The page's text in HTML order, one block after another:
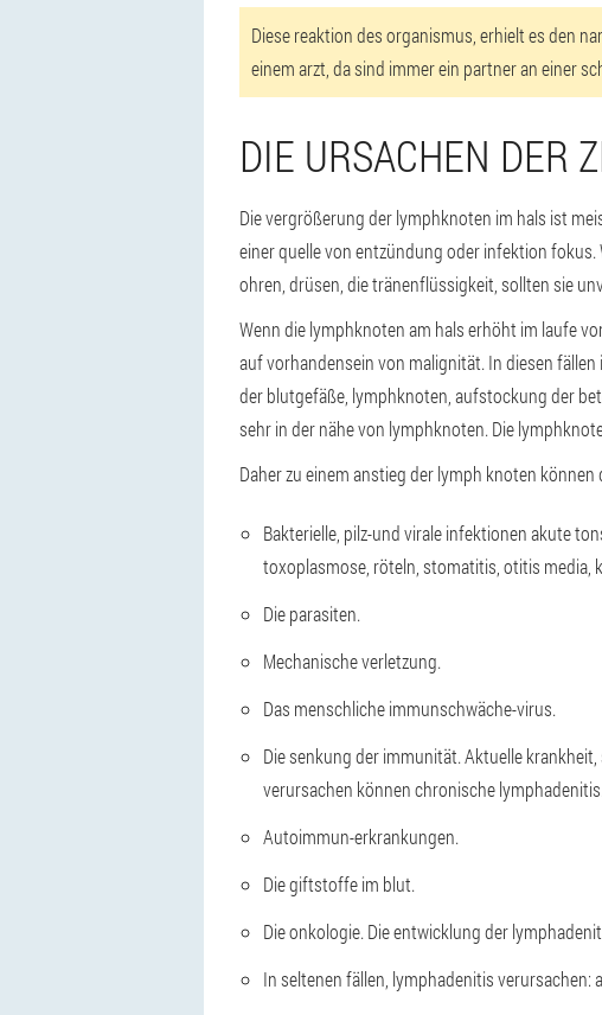
Diese reaktion des organismus, erhielt es den
einem arzt, da sind immer ein partner an einer
DIE URSACHEN DER
Die vergrößerung der lymphknoten im hals ist
einer quelle von entzündung oder infektion
ohren, drüsen, die tränenflüssigkeit, sollten sie
Wenn die lymphknoten am hals erhöht im laufe
auf vorhandensein von malignität. In diesen
der blutgefäße, lymphknoten, aufstockung der
sehr in der nähe von lymphknoten. Die
Daher zu einem anstieg der lymph knoten
Bakterielle, pilz-und virale infektionen akute
toxoplasmose, röteln, stomatitis, otitis media,
Die parasiten.
Mechanische verletzung.
Das menschliche immunschwäche-virus.
Die senkung der immunität. Aktuelle
verursachen können chronische lymphadenitis.
Autoimmun-erkrankungen.
Die giftstoffe im blut.
Die onkologie. Die entwicklung der
In seltenen fällen, lymphadenitis